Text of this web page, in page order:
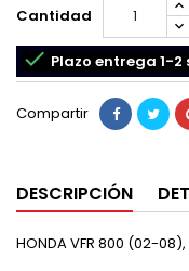
Cantidad
 Plazo entrega 1-2
Compartir
DESCRIPCIÓN
HONDA VFR 800 (02-